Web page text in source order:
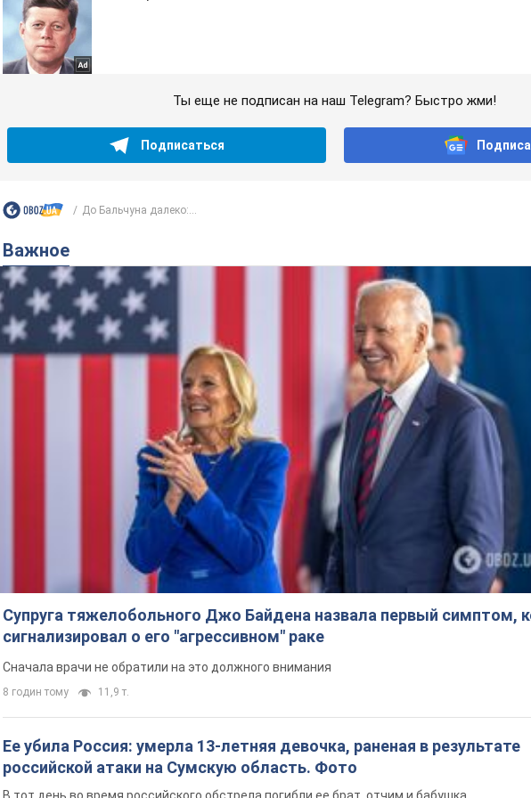
Ты еще не подписан на наш Telegram? Быстро жми!
Подписаться
До Бальчуна далеко:...
Важное
Супруга тяжелобольного Джо Байдена назвала первый симптом,
сигнализировал о его "агрессивном" раке
Сначала врачи не обратили на это должного внимания
8 годин тому 11,9 т.
Ее убила Россия: умерла 13-летняя девочка, раненая в результате
российской атаки на Сумскую область. Фото